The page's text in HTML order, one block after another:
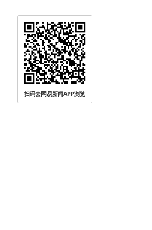
扫码去网易新闻APP浏览